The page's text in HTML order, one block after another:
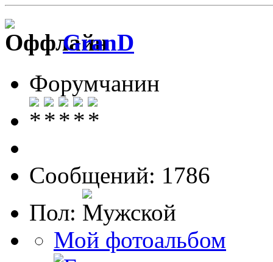
GranD
Форумчанин
Сообщений: 1786
Пол:
Мой фотоальбом